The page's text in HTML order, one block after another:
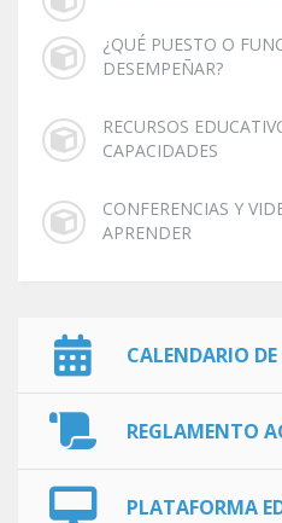
¿QUÉ PUESTO O
DESEMPEÑAR?
RECURSOS
CAPACIDADES
CONFERENCIAS Y
APRENDER
CALENDARIO
REGLAMENTO
PLATAFORMA